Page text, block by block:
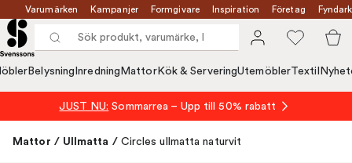
Varumärken Kampanjer Formgivare Inspiration Företag
Belysning Inredning MattorKök & ServeringUtemöblerTextil
JUST NU: Sommarrea – Upp till 50% rabatt
Mattor / Ullmatta / Circles ullmatta naturvit